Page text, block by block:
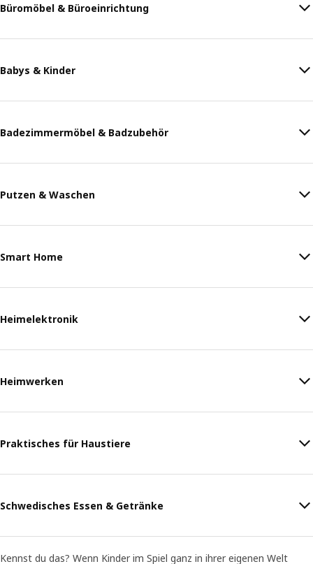
Büromöbel & Büroeinrichtung
Babys & Kinder
Badezimmermöbel & Badzubehör
Putzen & Waschen
Smart Home
Heimelektronik
Heimwerken
Praktisches für Haustiere
Schwedisches Essen & Getränke
Kennst du das? Wenn Kinder im Spiel ganz in ihrer eigenen Welt